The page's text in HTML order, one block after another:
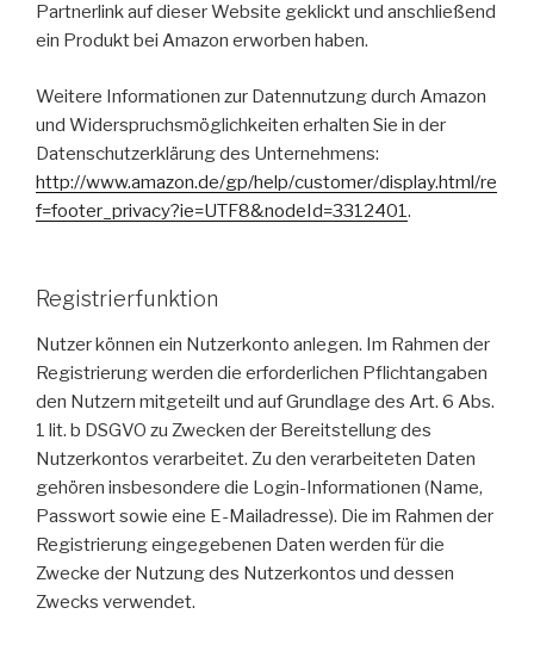
Partnerlink auf dieser Website geklickt und anschließend
ein Produkt bei Amazon erworben haben.
Weitere Informationen zur Datennutzung durch Amazon
und Widerspruchsmöglichkeiten erhalten Sie in der
Datenschutzerklärung des Unternehmens:
http://www.amazon.de/gp/help/customer/display.html/re
f=footer_privacy?ie=UTF8&nodeId=3312401 .
Registrierfunktion
Nutzer können ein Nutzerkonto anlegen. Im Rahmen der
Registrierung werden die erforderlichen Pflichtangaben
den Nutzern mitgeteilt und auf Grundlage des Art. 6 Abs.
1 lit. b DSGVO zu Zwecken der Bereitstellung des
Nutzerkontos verarbeitet. Zu den verarbeiteten Daten
gehören insbesondere die Login-Informationen (Name,
Passwort sowie eine E-Mailadresse). Die im Rahmen der
Registrierung eingegebenen Daten werden für die
Zwecke der Nutzung des Nutzerkontos und dessen
Zwecks verwendet.